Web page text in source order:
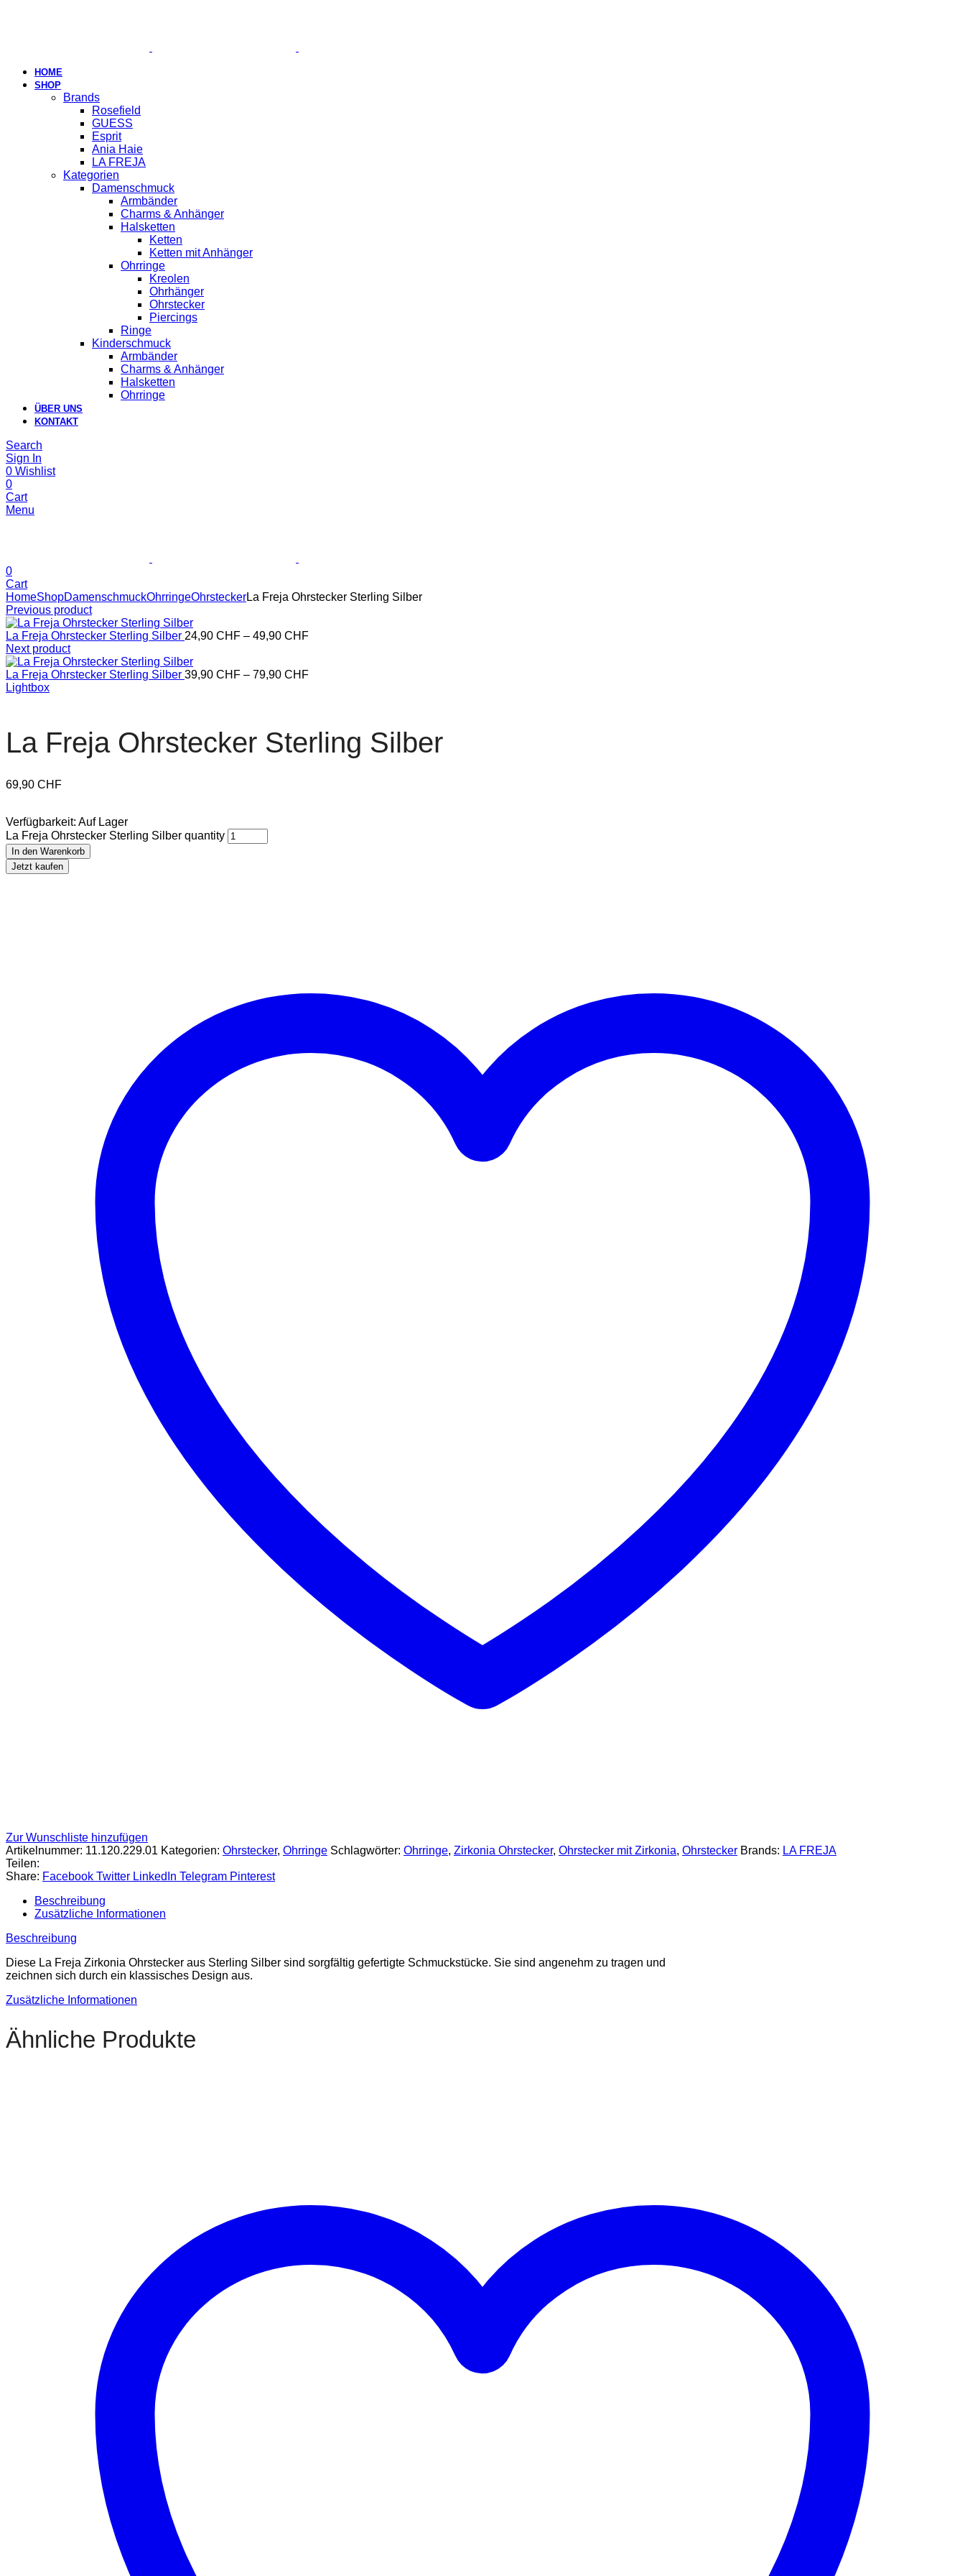
HOME
SHOP
Brands
Rosefield
GUESS
Esprit
Ania Haie
LA FREJA
Kategorien
Damenschmuck
Armbänder
Charms & Anhänger
Halsketten
Ketten
Ketten mit Anhänger
Ohrringe
Kreolen
Ohrhänger
Ohrstecker
Piercings
Ringe
Kinderschmuck
Armbänder
Charms & Anhänger
Halsketten
Ohrringe
ÜBER UNS
KONTAKT
Search
Sign In
0 Wishlist
0
Cart
Menu
0
Cart
HomeShopDamenschmuckOhrringeOhrsteckerLa Freja Ohrstecker Sterling Silber
Previous product
La Freja Ohrstecker Sterling Silber 24,90 CHF – 49,90 CHF
Next product
La Freja Ohrstecker Sterling Silber 39,90 CHF – 79,90 CHF
Lightbox
La Freja Ohrstecker Sterling Silber
69,90 CHF
Verfügbarkeit: Auf Lager
La Freja Ohrstecker Sterling Silber quantity
In den Warenkorb
Jetzt kaufen
Zur Wunschliste hinzufügen
Artikelnummer: 11.120.229.01 Kategorien: Ohrstecker, Ohrringe Schlagwörter: Ohrringe, Zirkonia Ohrstecker, Ohrstecker mit Zirkonia, Ohrstecker Brands: LA FREJA
Teilen:
Share: Facebook Twitter LinkedIn Telegram Pinterest
Beschreibung
Zusätzliche Informationen
Beschreibung
Diese La Freja Zirkonia Ohrstecker aus Sterling Silber sind sorgfältig gefertigte Schmuckstücke. Sie sind angenehm zu tragen und
zeichnen sich durch ein klassisches Design aus.
Zusätzliche Informationen
Ähnliche Produkte